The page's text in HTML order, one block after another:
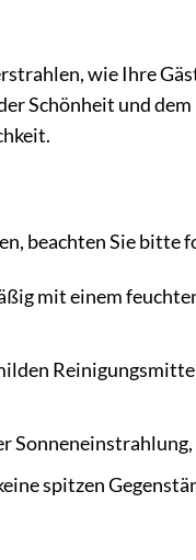
wie Ihre
Schönheit und
beachten Sie bitte
mit einem
spitzen